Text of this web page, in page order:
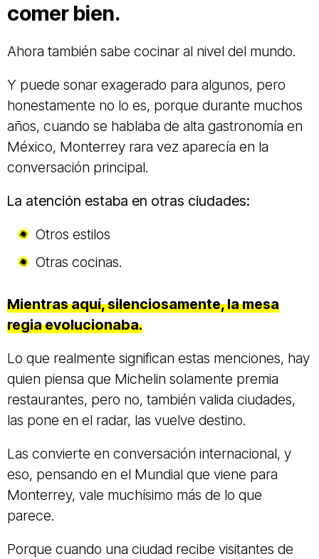
comer bien.
Ahora también sabe cocinar al nivel del mundo.
Y puede sonar exagerado para algunos, pero
honestamente no lo es, porque durante muchos
años, cuando se hablaba de alta gastronomía en
México, Monterrey rara vez aparecía en la
conversación principal.
La atención estaba en otras ciudades:
Otros estilos
Otras cocinas.
Mientras aquí, silenciosamente, la mesa
regia evolucionaba.
Lo que realmente significan estas menciones, hay
quien piensa que Michelin solamente premia
restaurantes, pero no, también valida ciudades,
las pone en el radar, las vuelve destino.
Las convierte en conversación internacional, y
eso, pensando en el Mundial que viene para
Monterrey, vale muchísimo más de lo que
parece.
Porque cuando una ciudad recibe visitantes de